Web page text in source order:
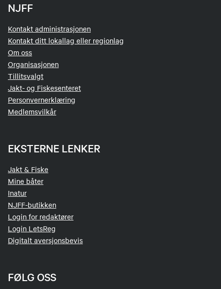
NJFF
Kontakt administrasjonen
Kontakt ditt lokallag eller regionlag
Om oss
Organisasjonen
Tillitsvalgt
Jakt- og Fiskesenteret
Personvernerklæring
Medlemsvilkår
EKSTERNE LENKER
Jakt & Fiske
Mine båter
Inatur
NJFF-butikken
Login for redaktører
Login LetsReg
Digitalt aversjonsbevis
FØLG OSS